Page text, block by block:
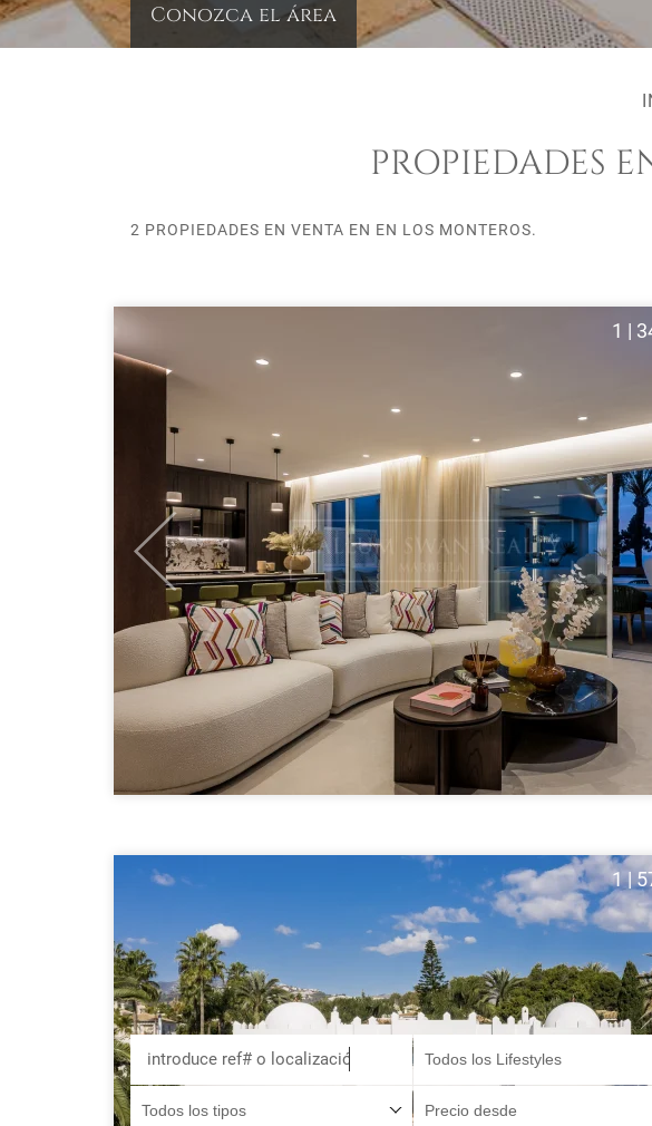
Todos los Lifestyles
Todos los tipos Precio desde
Conozca el área
PROPIEDADES
2 PROPIEDADES EN VENTA EN EN LOS MONTEROS.
Previous
1 |
Previous
1|